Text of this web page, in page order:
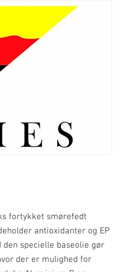
fortykket smørefedt
antioxidanter og EP
specielle baseolie gør
der er mulighed for